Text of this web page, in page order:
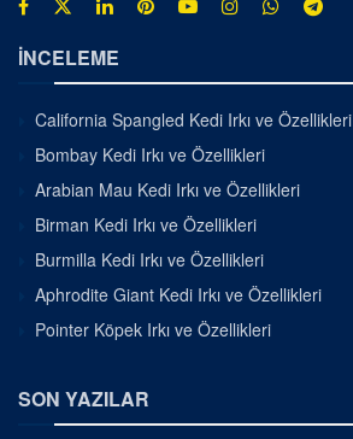
İNCELEME
California Spangled Kedi Irkı ve Özellikleri
Bombay Kedi Irkı ve Özellikleri
Arabian Mau Kedi Irkı ve Özellikleri
Birman Kedi Irkı ve Özellikleri
Burmilla Kedi Irkı ve Özellikleri
Aphrodite Giant Kedi Irkı ve Özellikleri
Pointer Köpek Irkı ve Özellikleri
SON YAZILAR